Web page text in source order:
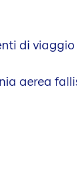
di viaggio
aerea